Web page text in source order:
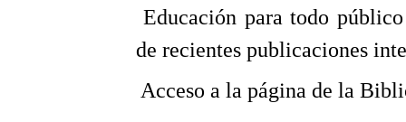
 Educación para todo
de recientes publicaciones
 Acceso a la página de la